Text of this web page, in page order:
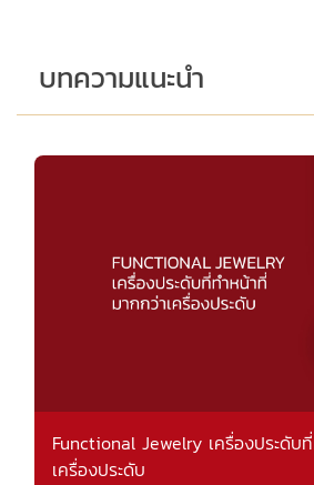
บทความแนะนำ
Functional Jewelry เครื่องประดับ
เครื่องประดับ